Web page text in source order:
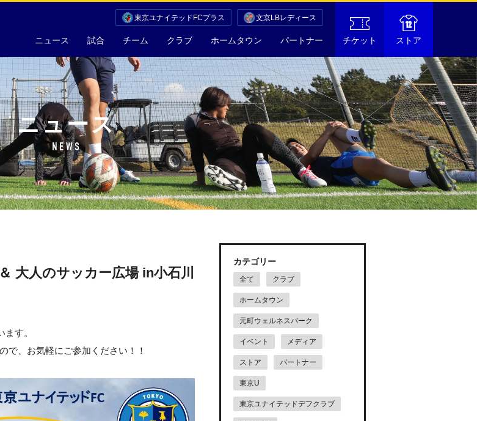
ニュース 試合 チーム クラブ ホームタウン パートナー チケット ストア
東京ユナイテッドFCプラス 文京LBレディース
ニュース
NEWS
大人のサッカー広場 in小石川
す。
で、お気軽にご参加ください！！
カテゴリー
全て クラブ
ホームタウン
元町ウェルネスパーク
イベント メディア
ストア パートナー
東京U
東京ユナイテッドデフクラブ